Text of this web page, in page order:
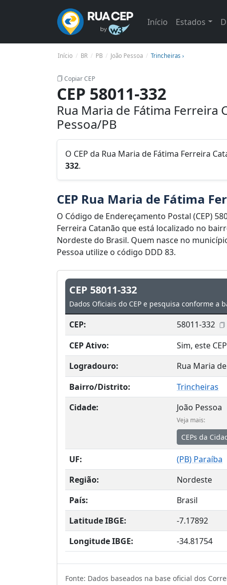
Início Estados
Início BR PB João Pessoa Trincheiras ›
Copiar CEP
CEP 58011-332
Rua Maria de Fátima Ferreira
Pessoa/PB
O CEP da Rua Maria de Fátima Ferreira
332.
CEP Rua Maria de Fátima
O Código de Endereçamento Postal (CEP)
Ferreira Catanão que está localizado no
Nordeste do Brasil. Quem nasce no
Pessoa utilize o código DDD 83.
CEP 58011-332
Dados Oficiais do CEP e pesquisa conforme a
CEP:
58011-332
CEP Ativo:
Sim, este
Logradouro:
Rua Maria
Bairro/Distrito:
Trincheiras
Cidade:
João Pessoa
Veja mais:
CEPs da
UF: (PB) Paraíba
Região:
Nordeste
País:
Brasil
Latitude IBGE:
-7.17892
Longitude IBGE:
-34.81754
Fonte: Dados baseados na base oficial dos